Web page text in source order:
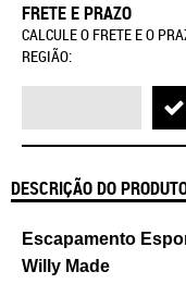
FRETE E PRAZO
CALCULE O FRETE E O
REGIÃO:
DESCRIÇÃO DO
Escapamento
Willy Made